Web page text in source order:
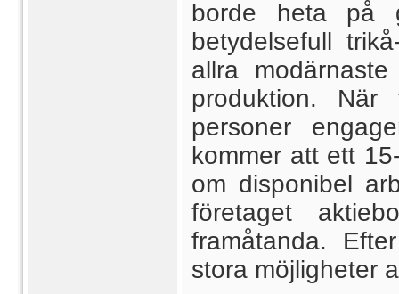
borde heta på
betydelsefull
allra
produktion.
personer
kommer att ett
om disponibel
företaget
framåtanda.
stora möjligheter